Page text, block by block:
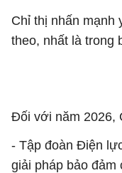
Chỉ thị nhấn mạnh
theo, nhất là trong
Đối với năm 2026,
- Tập đoàn Điện
giải pháp bảo